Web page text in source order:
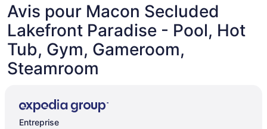
Avis pour Macon Secluded
Lakefront Paradise - Pool, Hot
Tub, Gym, Gameroom,
Steamroom
Entreprise